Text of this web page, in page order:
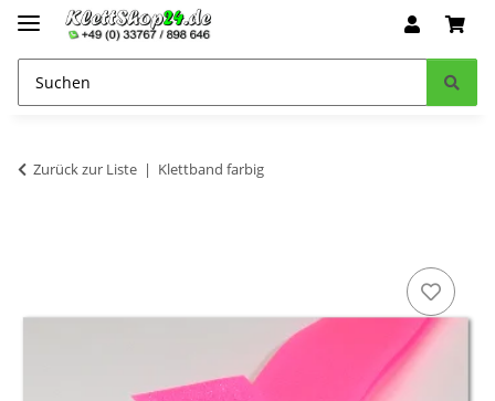
Zurück zur Liste Klettband farbig